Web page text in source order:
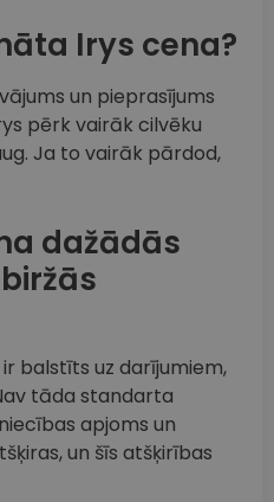
Irys cena?
un pieprasījums
pērk vairāk cilvēku
Ja to vairāk pārdod,
dažādās
balstīts uz darījumiem,
tāda standarta
apjoms un
un šīs atšķirības